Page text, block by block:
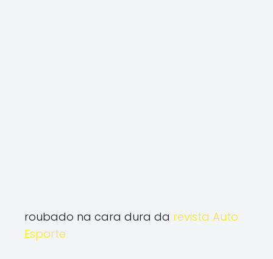
roubado na cara dura da revista Auto
Esporte